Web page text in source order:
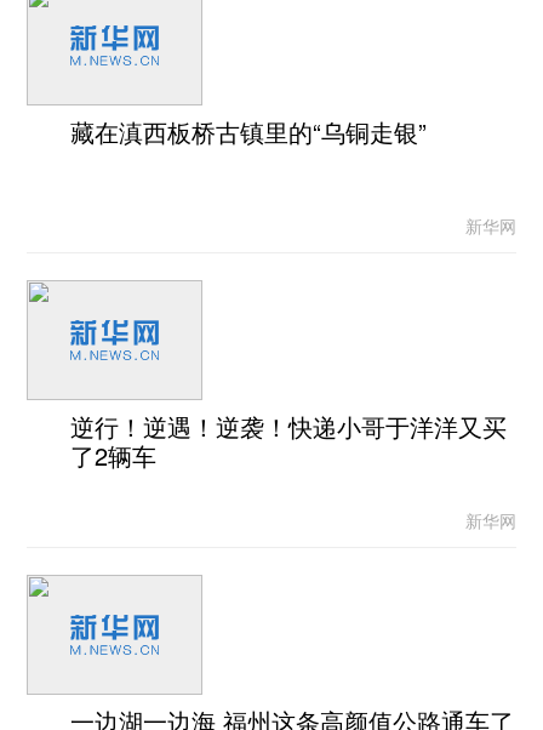
藏在滇西板桥古镇里的“乌铜走银”
新华网
逆行！逆遇！逆袭！快递小哥于洋洋又买
了2辆车
新华网
一边湖一边海 福州这条高颜值公路通车了